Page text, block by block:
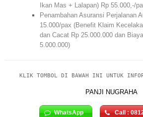
Ikan Mas + Lalapan) Rp 55.000,-/
Penambahan Asuransi Perjalanan
15.000/pax (Benefit Klaim
dan Cacat Rp 25.000.000 dan
5.000.000)
KLIK TOMBOL DI BAWAH INI UNTUK
PANJI NUGRAHA
WhatsApp Call :